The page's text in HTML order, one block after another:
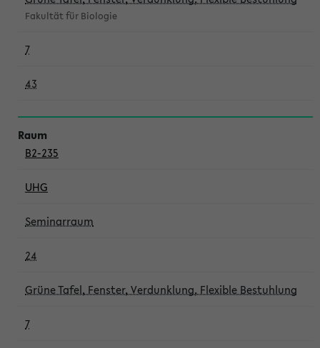
Fakultät für Biologie
7
43
B2-235
UHG
Seminarraum
24
Grüne Tafel, Fenster, Verdunklung, Flexible Bestuhlung
7